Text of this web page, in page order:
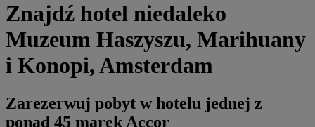
Znajdź hotel niedaleko
Muzeum Haszyszu, Marihuany
i Konopi, Amsterdam
Zarezerwuj pobyt w hotelu jednej z
ponad 45 marek Accor